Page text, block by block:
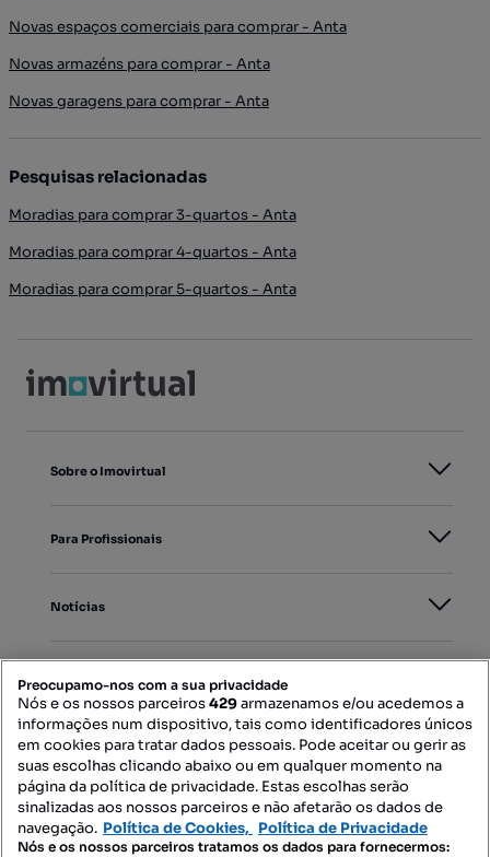
Novas espaços comerciais para comprar - Anta
Novas armazéns para comprar - Anta
Novas garagens para comprar - Anta
Pesquisas relacionadas
Moradias para comprar 3-quartos - Anta
Moradias para comprar 4-quartos - Anta
Moradias para comprar 5-quartos - Anta
Sobre o Imovirtual
Para Profissionais
Notícias
Mapa do Site
Contacte-nos
Preocupamo-nos com a sua privacidade
Nós e os nossos parceiros429armazenamos e/ou acedemos a
informações num dispositivo, tais como identificadores únicos
em cookies para tratar dados pessoais. Pode aceitar ou gerir as
suas escolhas clicando abaixo ou em qualquer momento na
página da política de privacidade. Estas escolhas serão
sinalizadas aos nossos parceiros e não afetarão os dados de
navegação. Política de Cookies, Política de Privacidade
Nós e os nossos parceiros tratamos os dados para fornecermos: